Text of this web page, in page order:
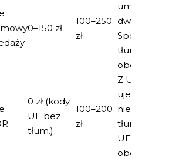
0–150 zł
100–250
zł
umowa
Spoza UE:
0 zł (kody
UE bez
tłum.)
100–200
zł
Z UE: kody
nie
tłum.
UE: